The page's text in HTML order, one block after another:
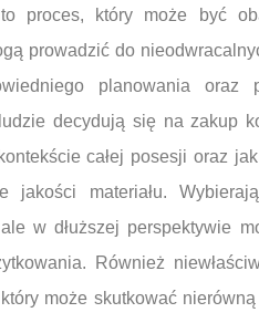
proces, który może być
prowadzić do
planowania oraz
decydują się na zakup
całej posesji oraz
jakości materiału.
w dłuższej perspektywie
Również
może skutkować